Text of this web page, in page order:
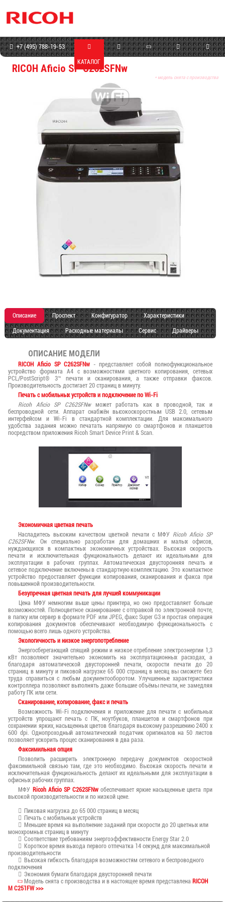
+7 (495) 788-19-53
КАТАЛОГ
RICOH Aficio SP C262SFNw
* модель снята с производства
Описание Проспект Конфигуратор Характеристики
Документация Расходные материалы Сервис Драйверы
ОПИСАНИЕ МОДЕЛИ
RICOH Aficio SP C262SFNw - представляет собой полнофункциональное
устройство формата А4 с возможностями цветного копирования, сетевых
PCL/PostScript® 3™ печати и сканирования, а также отправки факсов.
Производительность достигает 20 страниц в минуту.
Печать с мобильных устройств и подключение по Wi-Fi
Ricoh Aficio SP C262SFNwможет работать как в проводной, так и
беспроводной сети. Аппарат снабжён высокоскоростным USB 2.0, сетевым
интерфейсом и Wi-Fi в стандартной комплектации. Для максимального
удобства задания можно печатать напрямую со смартфонов и планшетов
посредством приложения Ricoh Smart Device Print & Scan.
Экономичная цветная печать
Насладитесь высоким качеством цветной печати с МФУ Ricoh Aficio SP
C262SFNw. Он специально разработан для домашних и малых офисов,
нуждающихся в компактных экономичных устройствах. Высокая скорость
печати и исключительная фунциональность делают их идеальными для
эксплуатации в рабочих группах. Автоматическая двусторонняя печать и
сетевое подключение включены в стандартную комплектацию. Это компактное
устройство предоставляет функции копирования, сканирования и факса при
повышенной производительности.
Безупречная цветная печать для лучшей коммуникации
Цена МФУ немногим выше цены принтера, но оно предоставляет больше
возможностей. Полноцветное сканирование с отправкой по электронной почте,
в папку или сервер в формате PDF или JPEG, факс Super G3 и простая операция
копирования документов обеспечивают необходимую функциональность с
помощью всего лишь одного устройства.
Экологичность и низкое энергопотребление
Энергосберегающий спящий режим и низкое отребление электроэнергии 1,3
кВт позволяют значительно экономить на эксплуатационных расходах, а
благодаря автоматической двусторонней печати, скорости печати до 20
страниц в минуту и пиковой нагрузке 65 000 страниц в месяц вы сможете без
труда справиться с любым документооборотом. Улучшенные характеристики
контроллера позволяют выполнять даже большие объёмы печати, не замедляя
работу ПК или сети.
Сканирование, копирование, факс и печать
Возможность Wi-Fi подключения и приложение для печати с мобильных
устройств упрощают печать с ПК, ноутбуков, планшетов и смартфонов при
сохранении ярких, насыщенных цветов благодаря высокому разрешению 2400 x
600 dpi. Однопроходный автоматический податчик оригиналов на 50 листов
позволяет ускорить процес сканирования в два раза.
Факсимильная опция
Позволить расширить электронную передачу документов скоростной
факсимильной связью там, где это необходимо. Высокая скорость печати и
исключительная фунциональность делают их идеальными для эксплуатации в
офисных рабочих группах.
МФУ Ricoh Aficio SP C262SFNwобеспечивает яркие насыщенные цвета при
высокой производительности и по низкой цене.
Пиковая нагрузка до 65 000 страниц в месяц
Печать с мобильных устройств
Меньшее время на выполнение заданий при скорости до 20 цветных или
монохромных страниц в минуту
Соответствие требованиям энергоэффективности Energy Star 2.0
Короткое время выхода первого отпечатка 14 секунд для максимальной
производительности
Высокая гибкость благодаря возможностям сетевого и беспроводного
подключения
Экономия бумаги благодаря двусторонней печати
Модель снята с производства и в настоящее время представлена RICOH
M C251FW >>>